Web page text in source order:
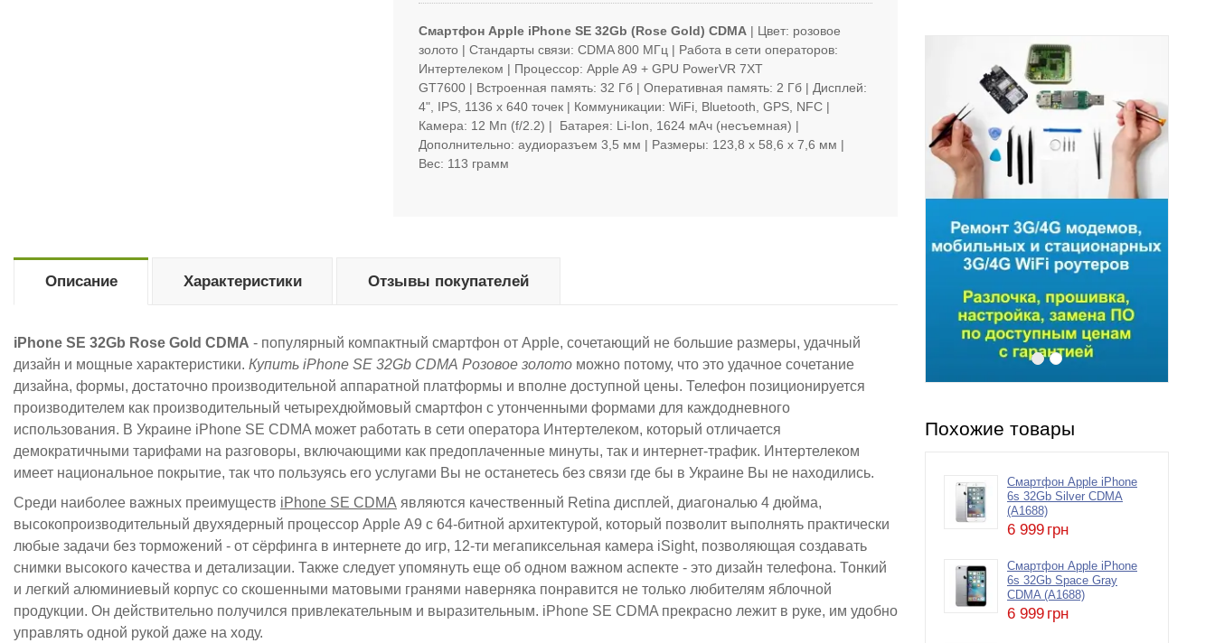
Смартфон Apple iPhone SE 32Gb (Rose Gold) CDMA | Цвет: розовое
золото | Стандарты связи: CDMA 800 МГц | Работа в сети операторов:
Интертелеком | Процессор: Apple A9 + GPU PowerVR 7XT
GT7600 | Встроенная память: 32 Гб | Оперативная память: 2 Гб | Дисплей:
4", IPS, 1136 х 640 точек | Коммуникации: WiFi, Bluetooth, GPS, NFC |
Камера: 12 Мп (f/2.2) | Батарея: Li-Ion, 1624 мАч (несъемная) |
Дополнительно: аудиоразъем 3,5 мм | Размеры: 123,8 x 58,6 x 7,6 мм |
Вес: 113 грамм
Описание
iPhone SE 32Gb Rose Gold CDMA - популярный компактный смартфон от Apple, сочетающий не большие размеры, удачный
дизайн и мощные характеристики. Купить iPhone SE 32Gb CDMA Розовое золото можно потому, что это удачное сочетание
дизайна, формы, достаточно производительной аппаратной платформы и вполне доступной цены. Телефон позиционируется
производителем как производительный четырехдюймовый смартфон с утонченными формами для каждодневного
использования. В Украине iPhone SE CDMA может работать в сети оператора Интертелеком, который отличается
демократичными тарифами на разговоры, включающими как предоплаченные минуты, так и интернет-трафик. Интертелеком
имеет национальное покрытие, так что пользуясь его услугами Вы не останетесь без связи где бы в Украине Вы не находились.
Среди наиболее важных преимуществ iPhone SE CDMA являются качественный Retina дисплей, диагональю 4 дюйма,
высокопроизводительный двухядерный процессор Apple A9 c 64-битной архитектурой, который позволит выполнять практически
любые задачи без торможений - от сёрфинга в интернете до игр, 12-ти мегапиксельная камера iSight, позволяющая создавать
снимки высокого качества и детализации. Также следует упомянуть еще об одном важном аспекте - это дизайн телефона. Тонкий
и легкий алюминиевый корпус со скошенными матовыми гранями наверняка понравится не только любителям яблочной
продукции. Он действительно получился привлекательным и выразительным. iPhone SE CDMA прекрасно лежит в руке, им удобно
управлять одной рукой даже на ходу.
Характеристики Отзывы покупателей
Похожие товары
Смартфон Apple iPhone
6s 32Gb Silver CDMA
(A1688)
6 999 грн
Смартфон Apple iPhone
6s 32Gb Space Gray
CDMA (A1688)
6 999 грн